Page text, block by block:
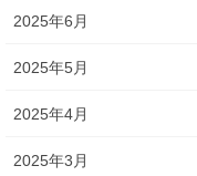
2025年6月
2025年5月
2025年4月
2025年3月